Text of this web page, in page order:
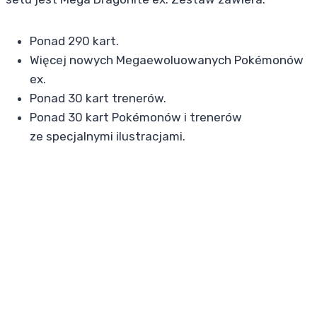
Ponad 290 kart.
Więcej nowych Megaewoluowanych Pokémonów
ex.
Ponad 30 kart trenerów.
Ponad 30 kart Pokémonów i trenerów
ze specjalnymi ilustracjami.